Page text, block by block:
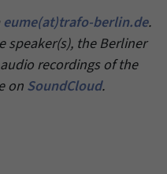
eume(at)trafo-berlin.de.
speaker(s), the Berliner
recordings of the
on SoundCloud.